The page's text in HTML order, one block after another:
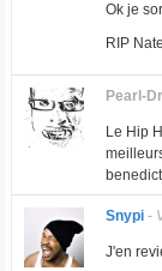
Ok je
RIP Nate
Pearl-
Le Hip
Snypi-
J'en